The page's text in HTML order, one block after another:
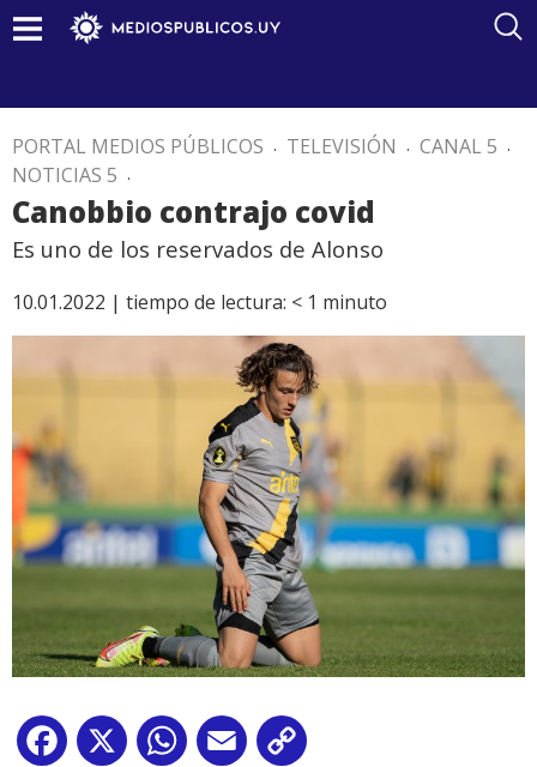
PORTAL MEDIOS PÚBLICOS . TELEVISIÓN . CANAL 5 .
NOTICIAS 5 .
Canobbio contrajo covid
Es uno de los reservados de Alonso
10.01.2022 | tiempo de lectura: < 1 minuto
Facebook
X WhatsApp
Email